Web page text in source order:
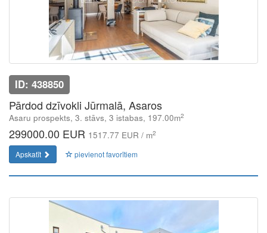
ID: 438850
Pārdod dzīvokli Jūrmalā, Asaros
Asaru prospekts, 3. stāvs, 3 istabas, 197.00m2
299000.00 EUR 1517.77 EUR / m2
Apskatīt pievienot favorītiem